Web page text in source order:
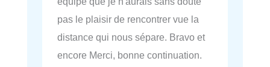
pas le plaisir de rencontrer vue la
distance qui nous sépare. Bravo et
encore Merci, bonne continuation.